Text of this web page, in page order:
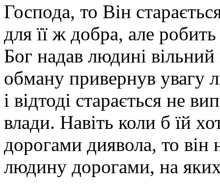
Господа, то Він
для її ж добра, але
Бог надав людині
обману привернув увагу
і відтоді старається не
влади. Навіть коли б їй
дорогами диявола, то
людину дорогами, на